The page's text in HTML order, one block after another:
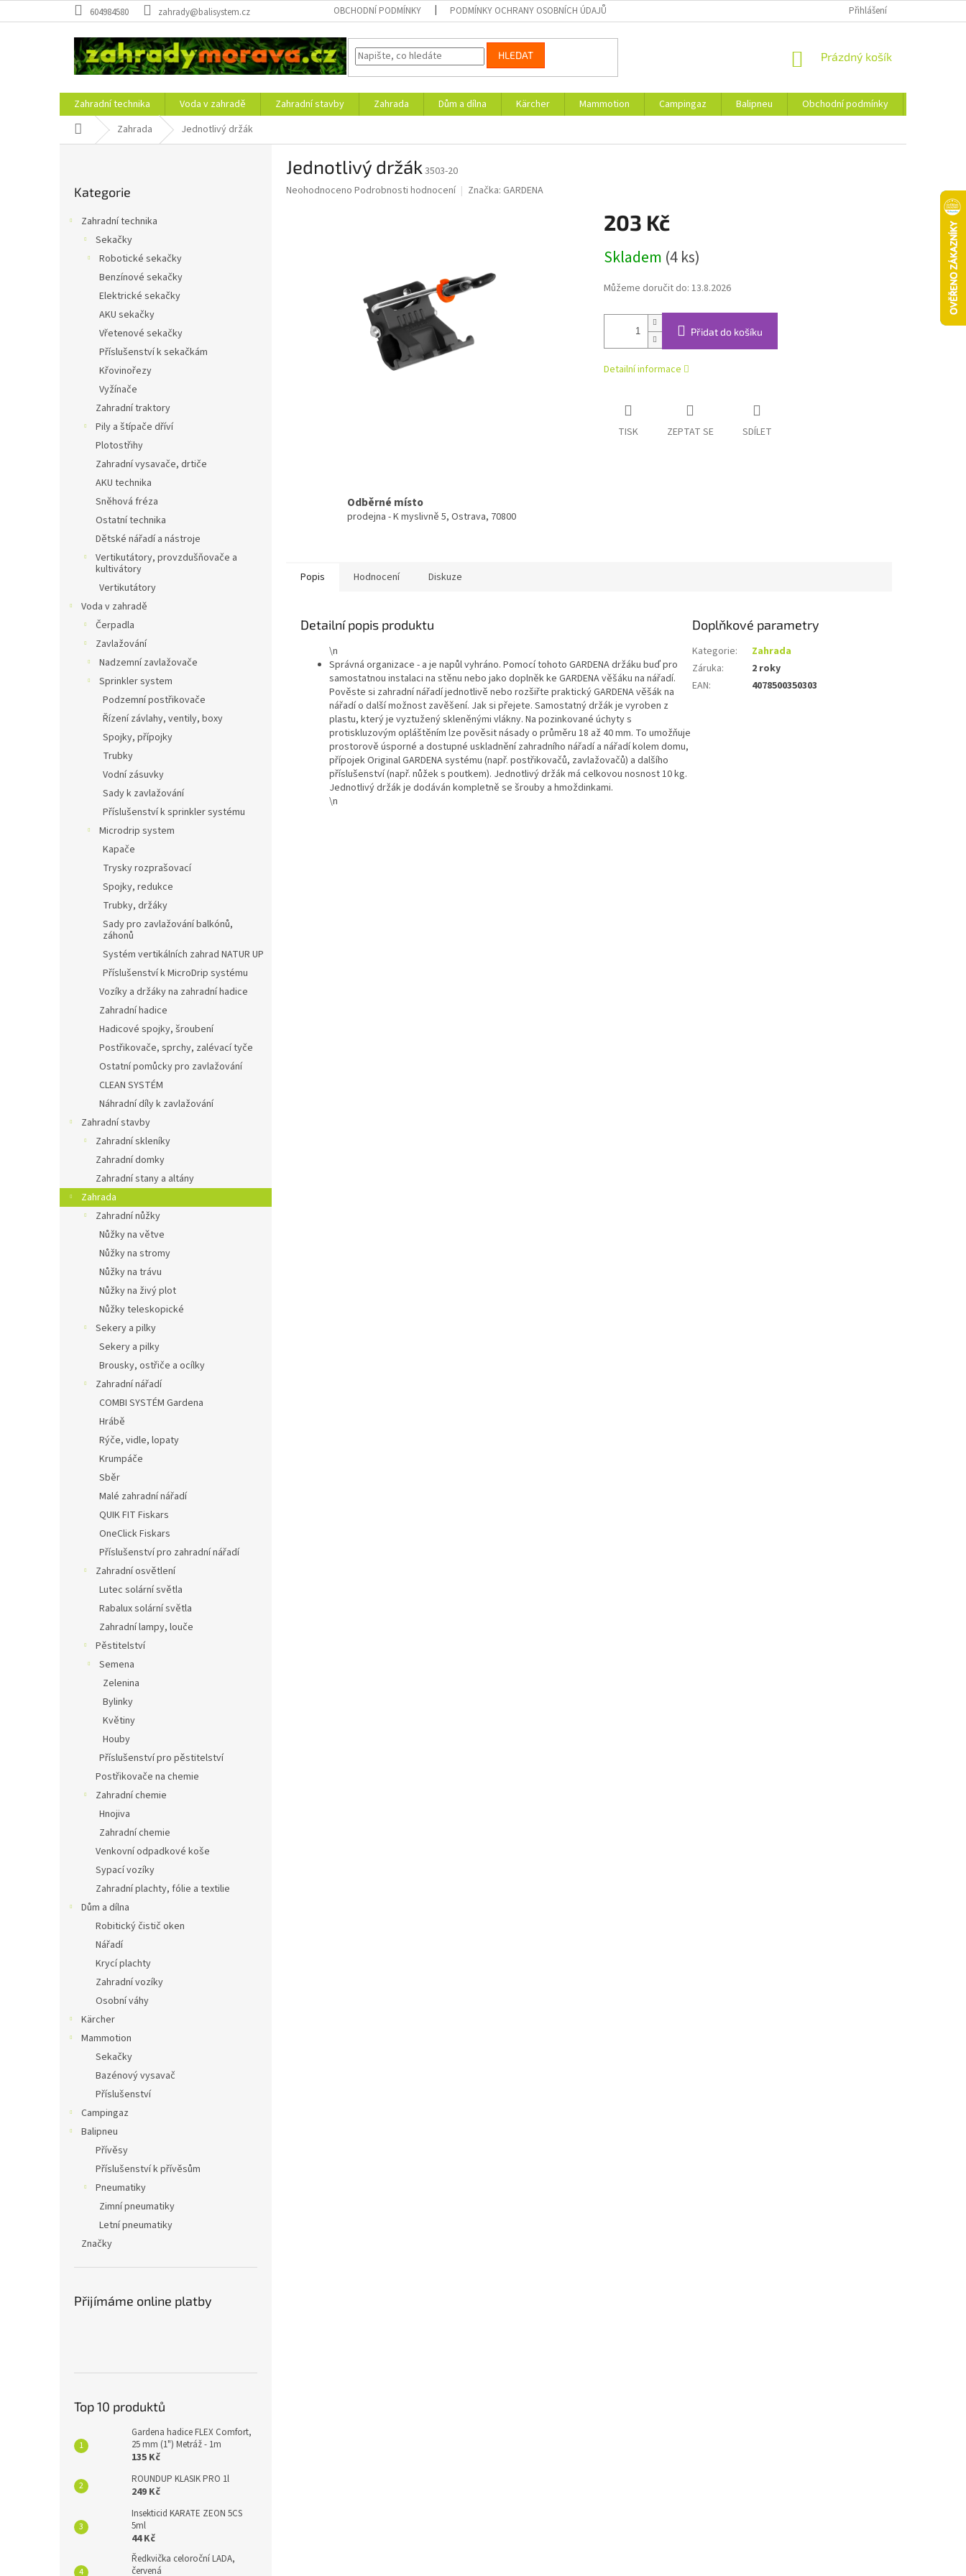
na
604984580 zahrady@balisystem.cz OBCHODNÍ PODMÍNKY PODMÍNKY OCHRANY OSOBNÍCH ÚDAJŮ Přihlášení
HLEDAT
NÁKUPNÍ
Prázdný košík
Zahradní technika Voda v zahradě Zahradní stavby Zahrada Dům a dílna Kärcher Mammotion Campingaz Balipneu Obchodní podmínky
Domů Zahrada Jednotlivý držák
kategorie
Kategorie
Zahradní technika
Sekačky
Robotické sekačky
Benzínové sekačky
Elektrické sekačky
AKU sekačky
Vřetenové sekačky
Příslušenství k sekačkám
Křovinořezy
Vyžínače
Zahradní traktory
Pily a štípače dříví
Plotostřihy
Zahradní vysavače, drtiče
AKU technika
Sněhová fréza
Ostatní technika
Dětské nářadí a nástroje
Vertikutátory, provzdušňovače a
kultivátory
Vertikutátory
Voda v zahradě
Čerpadla
Zavlažování
Nadzemní zavlažovače
Sprinkler system
Podzemní postřikovače
Řízení závlahy, ventily, boxy
Spojky, přípojky
Trubky
Vodní zásuvky
Sady k zavlažování
Příslušenství k sprinkler systému
Microdrip system
Kapače
Trysky rozprašovací
Spojky, redukce
Trubky, držáky
Sady pro zavlažování balkónů,
záhonů
Systém vertikálních zahrad NATUR UP
Příslušenství k MicroDrip systému
Vozíky a držáky na zahradní hadice
Zahradní hadice
Hadicové spojky, šroubení
Postřikovače, sprchy, zalévací tyče
Ostatní pomůcky pro zavlažování
CLEAN SYSTÉM
Náhradní díly k zavlažování
Zahradní stavby
Zahradní skleníky
Zahradní domky
Zahradní stany a altány
Zahrada
Zahradní nůžky
Nůžky na větve
Nůžky na stromy
Nůžky na trávu
Nůžky na živý plot
Nůžky teleskopické
Sekery a pilky
Sekery a pilky
Brousky, ostřiče a ocílky
Zahradní nářadí
COMBI SYSTÉM Gardena
Hrábě
Rýče, vidle, lopaty
Krumpáče
Sběr
Malé zahradní nářadí
QUIK FIT Fiskars
OneClick Fiskars
Příslušenství pro zahradní nářadí
Zahradní osvětlení
Lutec solární světla
Rabalux solární světla
Zahradní lampy, louče
Pěstitelství
Semena
Zelenina
Bylinky
Květiny
Houby
Příslušenství pro pěstitelství
Postřikovače na chemie
Zahradní chemie
Hnojiva
Zahradní chemie
Venkovní odpadkové koše
Sypací vozíky
Zahradní plachty, fólie a textilie
Dům a dílna
Robitický čistič oken
Nářadí
Krycí plachty
Zahradní vozíky
Osobní váhy
Kärcher
Mammotion
Sekačky
Bazénový vysavač
Příslušenství
Campingaz
Balipneu
Přívěsy
Příslušenství k přívěsům
Pneumatiky
Zimní pneumatiky
Letní pneumatiky
Značky
Přijímáme online platby
Top 10 produktů
Gardena hadice FLEX Comfort,
25 mm (1") Metráž - 1m
135 Kč
ROUNDUP KLASIK PRO 1l
249 Kč
Insekticid KARATE ZEON 5CS
5ml
44 Kč
Ředkvička celoroční LADA,
červená
Jednotlivý držák 3503-20
Průměrné
Neohodnoceno Podrobnosti hodnocení Značka: GARDENA
203 Kč
cena:
Skladem (4 ks)
Můžeme doručit do: 13.8.2026
Přidat do košíku
Detailní informace
TISK ZEPTAT SE SDÍLET
Odběrné místo
prodejna - K myslivně 5, Ostrava, 70800
Popis Hodnocení Diskuze
Detailní popis produktu
\n
Správná organizace - a je napůl vyhráno. Pomocí tohoto GARDENA držáku buď pro
samostatnou instalaci na stěnu nebo jako doplněk ke GARDENA věšáku na nářadí.
Pověste si zahradní nářadí jednotlivě nebo rozšiřte praktický GARDENA věšák na
nářadí o další možnost zavěšení. Jak si přejete. Samostatný držák je vyroben z
plastu, který je vyztužený skleněnými vlákny. Na pozinkované úchyty s
protiskluzovým opláštěním lze pověsit násady o průměru 18 až 40 mm. To umožňuje
prostorově úsporné a dostupné uskladnění zahradního nářadí a nářadí kolem domu,
přípojek Original GARDENA systému (např. postřikovačů, zavlažovačů) a dalšího
příslušenství (např. nůžek s poutkem). Jednotlivý držák má celkovou nosnost 10 kg.
Jednotlivý držák je dodáván kompletně se šrouby a hmoždinkami.
\n
Doplňkové parametry
Kategorie:
Zahrada
Záruka:
2 roky
EAN: 4078500350303